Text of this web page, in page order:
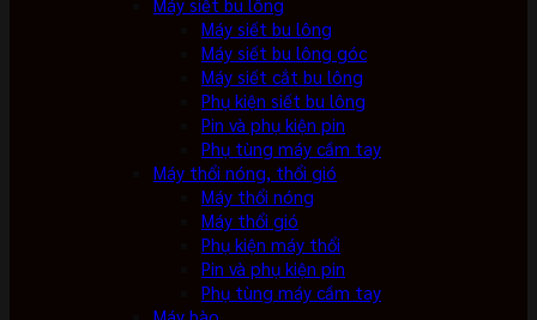
Máy siết bu lông
Máy siết bu lông
Máy siết bu lông góc
Máy siết cắt bu lông
Phụ kiện siết bu lông
Pin và phụ kiện pin
Phụ tùng máy cầm tay
Máy thổi nóng, thổi gió
Máy thổi nóng
Máy thổi gió
Phụ kiện máy thổi
Pin và phụ kiện pin
Phụ tùng máy cầm tay